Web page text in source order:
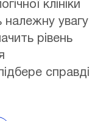
клініки
належну увагу
рівень
справді